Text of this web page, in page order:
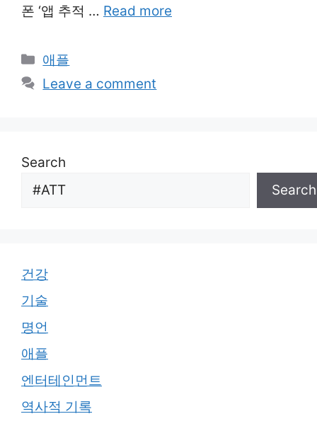
폰 ‘앱 추적 … Read more
Categories
애플
Leave a comment
Search
Search
건강
기술
명언
애플
엔터테인먼트
역사적 기록